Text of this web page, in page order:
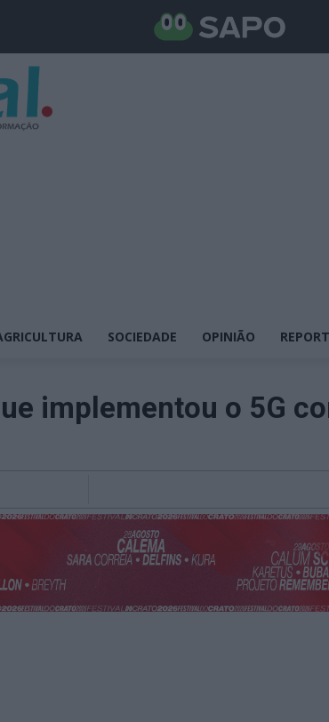
SOCIEDADE OPINIÃO
implementou o 5G